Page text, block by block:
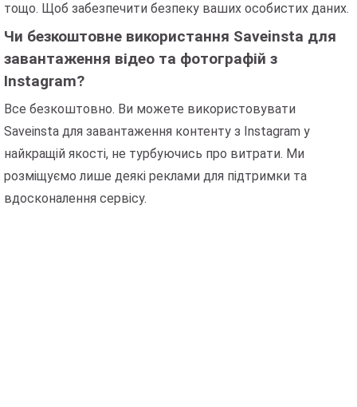
тощо. Щоб забезпечити безпеку ваших особистих даних.
Чи безкоштовне використання Saveinsta для
завантаження відео та фотографій з
Instagram?
Все безкоштовно. Ви можете використовувати
Saveinsta для завантаження контенту з Instagram у
найкращій якості, не турбуючись про витрати. Ми
розміщуємо лише деякі реклами для підтримки та
вдосконалення сервісу.